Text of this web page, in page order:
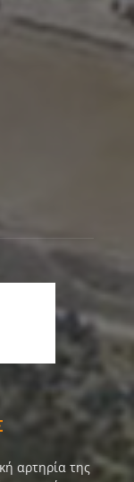
αρτηρία της